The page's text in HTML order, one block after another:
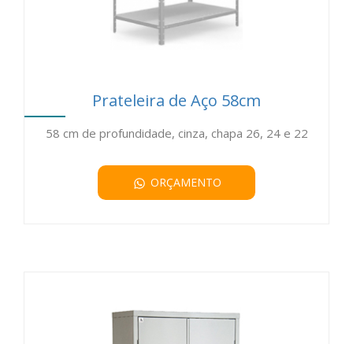
Prateleira de Aço 58cm
58 cm de profundidade, cinza, chapa 26, 24 e 22
ORÇAMENTO